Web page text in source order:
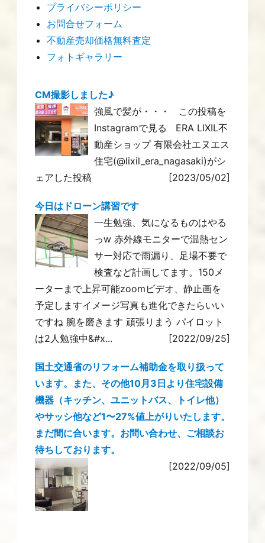
プライバシーポリシー
お問合せフォーム
不動産売却価格無料査定
フォトギャラリー
CM撮影しました♪
強風で髪が・・・ この投稿を
Instagramで見る ERA LIXIL不
動産ショップ 有限会社エヌエス
住宅(@lixil_era_nagasaki)がシ
ェアした投稿
[2023/05/02]
今日はドローン講習です
一生勉強、気になるものはやる
っw 赤外線モニターで温熱セン
サー対応で雨漏り、足場不要で
検査など計画してます。150メ
ーターまで上昇可能zoomビデオ、静止画を
予定しますイメージ写真も進化できたらいい
ですね 腕を磨きます 頑張りまう パイロット
は2人勉強中&#x...
[2022/09/25]
国土交通省のリフォーム補助金を取り扱って
います。また、その他10月3日より住宅設備
機器（キッチン、ユニットバス、トイレ他）
やサッシ他など1〜27%値上がりいたします。
まだ間に合います。お問い合わせ、ご相談お
待ちしております。
[2022/09/05]